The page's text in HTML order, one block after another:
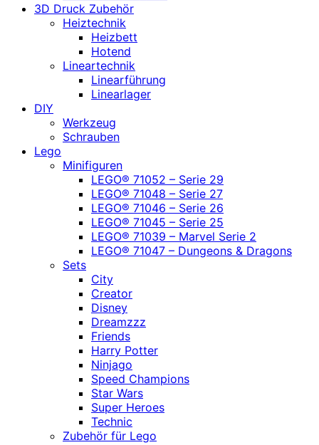
3D Druck Zubehör
Heiztechnik
Heizbett
Hotend
Lineartechnik
Linearführung
Linearlager
DIY
Werkzeug
Schrauben
Lego
Minifiguren
LEGO® 71052 – Serie 29
LEGO® 71048 – Serie 27
LEGO® 71046 – Serie 26
LEGO® 71045 – Serie 25
LEGO® 71039 – Marvel Serie 2
LEGO® 71047 – Dungeons & Dragons
Sets
City
Creator
Disney
Dreamzzz
Friends
Harry Potter
Ninjago
Speed Champions
Star Wars
Super Heroes
Technic
Zubehör für Lego